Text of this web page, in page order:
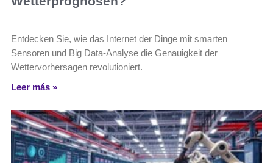
Entdecken Sie, wie das Internet der Dinge mit smarten
Sensoren und Big Data-Analyse die Genauigkeit der
Wettervorhersagen revolutioniert.
Leer más »